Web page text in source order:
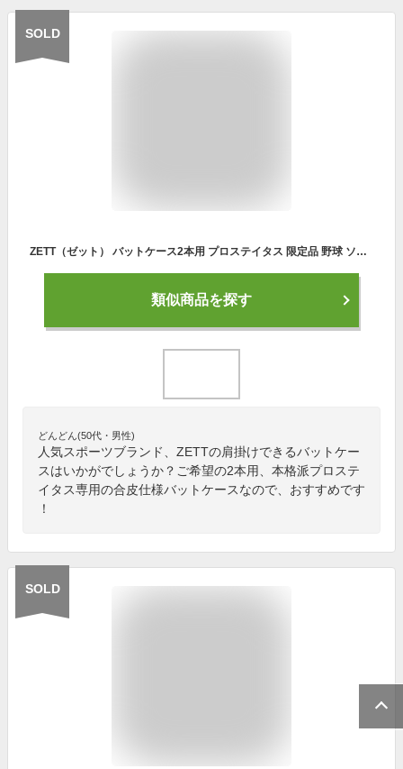
SOLD
ZETT（ゼット） バットケース2本用 プロステイタス 限定品 野球 ソフト BCP722B
類似商品を探す
どんどん(50代・男性)
人気スポーツブランド、ZETTの肩掛けできるバットケー
スはいかがでしょうか？ご希望の2本用、本格派プロステ
イタス専用の合皮仕様バットケースなので、おすすめです
！
SOLD